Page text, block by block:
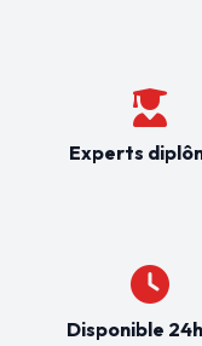
Experts
Disponible